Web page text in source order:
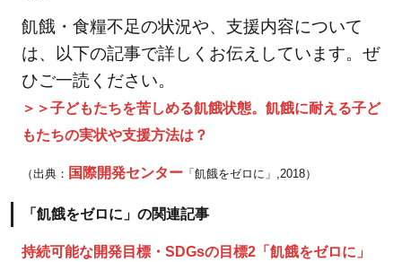
事
2.16
⑯平
和と
公正
をす
べて
の人
に
2.16.1
飢餓・食糧不足の状況や、支援内容について
は、以下の記事で詳しくお伝えしています。ぜ
ひご一読ください。
＞＞子どもたちを苦しめる飢餓状態。飢餓に耐える子ど
もたちの実状や支援方法は？
（出典： 国際開発センター 「飢餓をゼロに」,2018）
「飢餓をゼロに」の関連記事
持続可能な開発目標・SDGsの目標2「飢餓をゼロに」